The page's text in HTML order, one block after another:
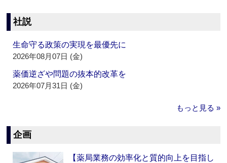
社説
生命守る政策の実現を最優先に
2026年08月07日 (金)
薬価逆ざや問題の抜本的改革を
2026年07月31日 (金)
もっと見る »
企画
【薬局業務の効率化と質的向上を目指し